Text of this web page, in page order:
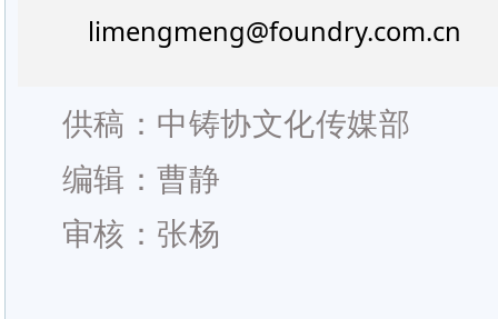
limengmeng@foundry.com.cn
供稿：中铸协文化传媒部
编辑：曹静
审核：张杨